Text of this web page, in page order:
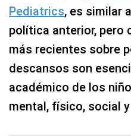
Pediatrics, es similar
política anterior, pero
más recientes sobre
descansos son
académico de los
mental, físico, social